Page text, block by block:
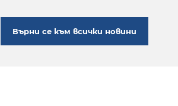
Върни се към всички новини